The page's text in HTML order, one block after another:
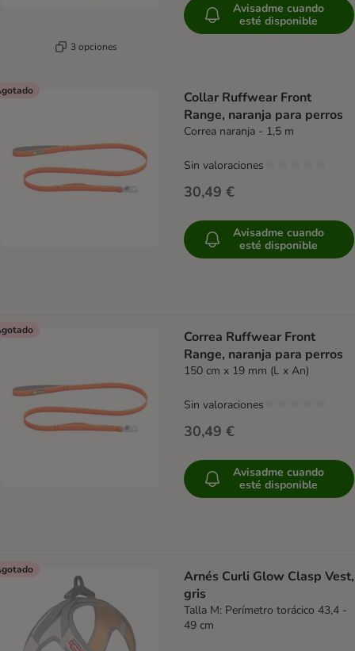
3 opciones
Avisadme cuando
esté disponible
Collar Ruffwear Front
Range, naranja para perros
Correa naranja - 1,5 m
30,49 €
Sin valoraciones
Avisadme cuando
esté disponible
Correa Ruffwear Front
Range, naranja para perros
150 cm x 19 mm (L x An)
30,49 €
Sin valoraciones
Avisadme cuando
esté disponible
Arnés Curli Glow Clasp Vest,
gris
Talla M: Perímetro torácico 43,4 -
49 cm